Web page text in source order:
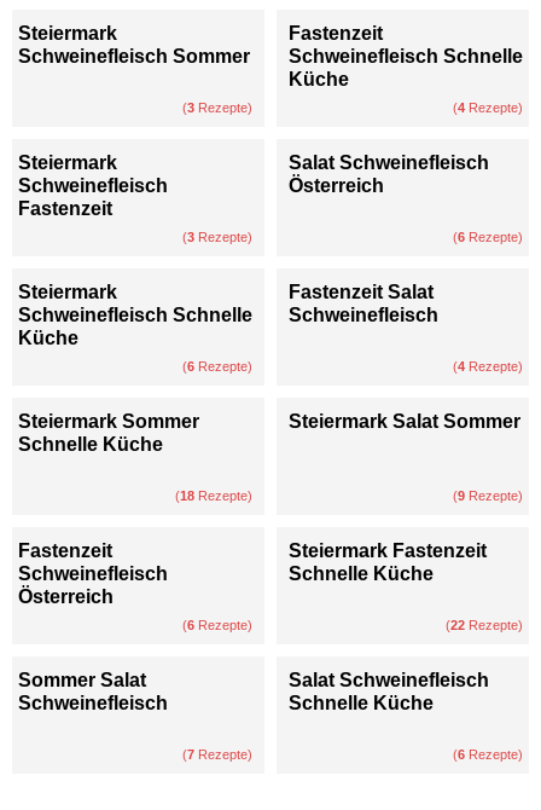
Steiermark
Schweinefleisch Sommer
(3 Rezepte)
Fastenzeit
Schweinefleisch Schnelle
Küche
(4 Rezepte)
Steiermark
Schweinefleisch
Fastenzeit
(3 Rezepte)
Salat Schweinefleisch
Österreich
(6 Rezepte)
Steiermark
Schweinefleisch Schnelle
Küche
(6 Rezepte)
Fastenzeit Salat
Schweinefleisch
(4 Rezepte)
Steiermark Sommer
Schnelle Küche
(18 Rezepte)
Steiermark Salat Sommer
(9 Rezepte)
Fastenzeit
Schweinefleisch
Österreich
(6 Rezepte)
Steiermark Fastenzeit
Schnelle Küche
(22 Rezepte)
Sommer Salat
Schweinefleisch
(7 Rezepte)
Salat Schweinefleisch
Schnelle Küche
(6 Rezepte)